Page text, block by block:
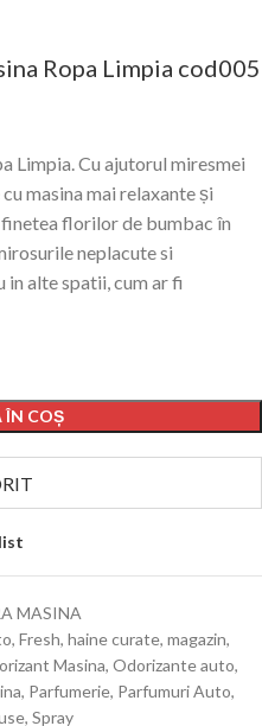
Ropa Limpia cod005
Limpia.Cu ajutorul miresmei
masina mai relaxante și
florilor de bumbac în
neplacute si
in alte spatii, cum ar fi
ÎN COȘ
MASINA
, Fresh, haine curate, magazin,
Masina, Odorizante auto,
, Parfumerie, Parfumuri Auto,
, Spray